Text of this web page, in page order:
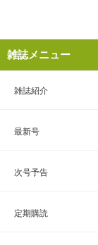
雑誌メニュー
雑誌紹介
最新号
次号予告
定期購読